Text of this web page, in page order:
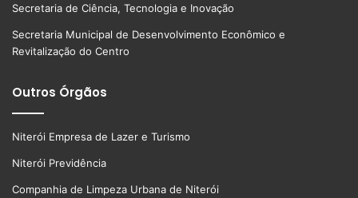
Secretaria de Ciência, Tecnologia e Inovação
Secretaria Municipal de Desenvolvimento Econômico e
Revitalização do Centro
Outros Órgãos
Niterói Empresa de Lazer e Turismo
Niterói Previdência
Companhia de Limpeza Urbana de Niterói